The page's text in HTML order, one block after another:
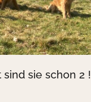
sie schon 2 !